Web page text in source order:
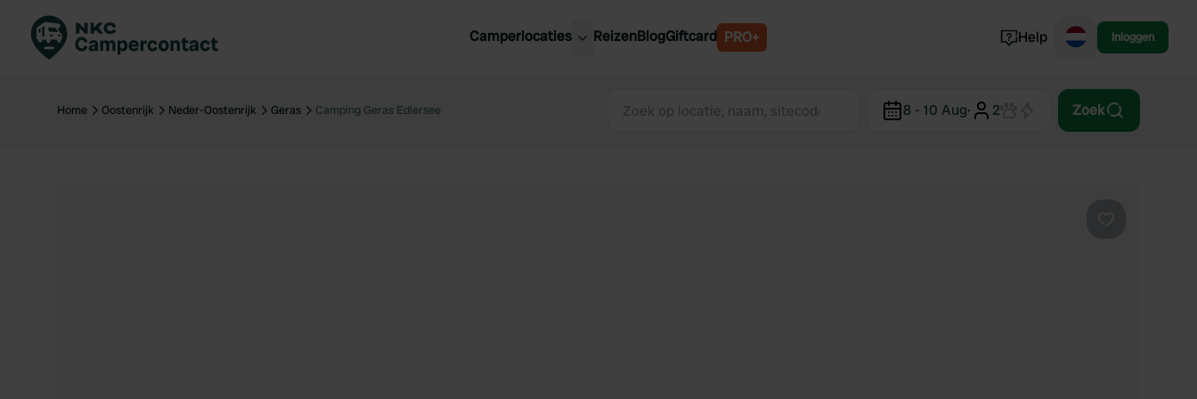
Camperlocaties
Nederland
Nederland
Luxemburg
Portugal
ReizenBlogGiftcard PRO+ Help Inloggen
Home Oostenrijk Neder-Oostenrijk Geras Camping Geras Edlersee 8 - 10 Aug· 2 Zoek